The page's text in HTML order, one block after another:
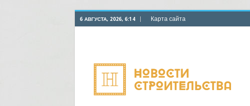
6 АВГУСТА, 2026, 6:14 Карта сайта